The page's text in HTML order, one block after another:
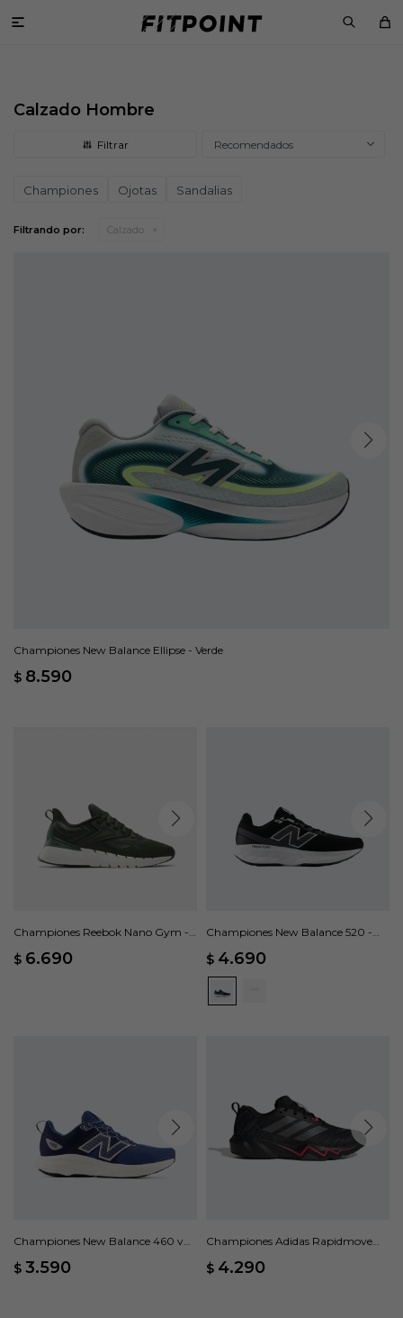

Calzado Hombre
Recomendados
Championes Ojotas Sandalias
Filtrando por: Calzado
Championes New Balance Ellipse - Verde
$ 8.590
Championes Reebok Nano Gym -
$ 6.690
Championes New Balance 520 -
$ 4.690
Championes New Balance 460 v4
$ 3.590
Championes Adidas Rapidmove
$ 4.290